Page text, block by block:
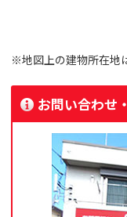
※地図上の建物所在地
お問い合わせ